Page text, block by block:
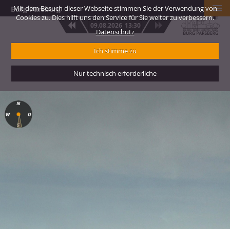
Mit dem Besuch dieser Webseite stimmen Sie der Verwendung von
Cookies zu. Dies hilft uns den Service für Sie weiter zu verbessern.
Datenschutz
Ich stimme zu
Nur technisch erforderliche
Burg Parsberg
09.08.2026 13:30